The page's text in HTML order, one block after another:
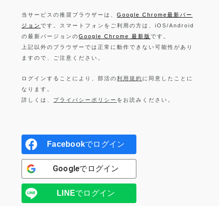
当サービスの推奨ブラウザーは、 Google Chrome最新バー
ジョン です。スマートフォンをご利用の方は、iOS/Android
の最新バージョンのGoogle Chrome 最新版 です。
上記以外のブラウザーでは正常に動作できない可能性があり
ますので、ご注意ください。
ログインすることにより、部活の利用規約 に同意したことに
なります。
詳しくは、 プライバシーポリシー をお読みください。
Facebookでログイン
Googleでログイン
LINEでログイン